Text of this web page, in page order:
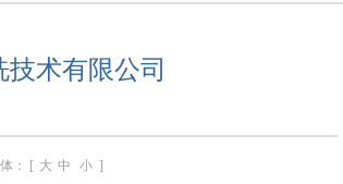
术有限公司
： [ 大 中 小 ]